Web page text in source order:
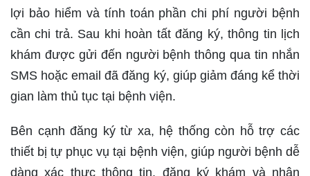
lợi bảo hiểm và tính toán phần chi phí người bệnh
cần chi trả. Sau khi hoàn tất đăng ký, thông tin lịch
khám được gửi đến người bệnh thông qua tin nhắn
SMS hoặc email đã đăng ký, giúp giảm đáng kể thời
gian làm thủ tục tại bệnh viện.
Bên cạnh đăng ký từ xa, hệ thống còn hỗ trợ các
thiết bị tự phục vụ tại bệnh viện, giúp người bệnh dễ
dàng xác thực thông tin, đăng ký khám và nhận